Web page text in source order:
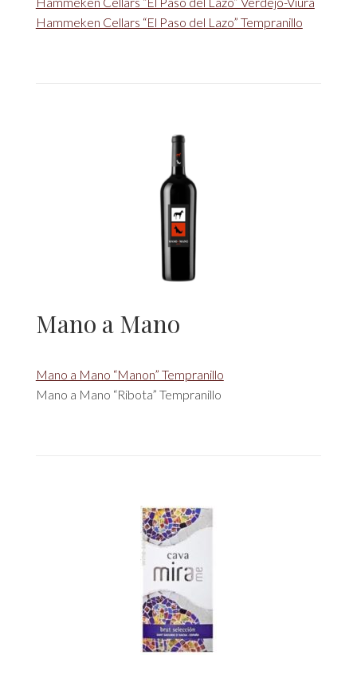
Hammeken Cellars “El Paso del Lazo” Tempranillo
Mano a Mano
Mano a Mano “Manon” Tempranillo
Mano a Mano “Ribota” Tempranillo